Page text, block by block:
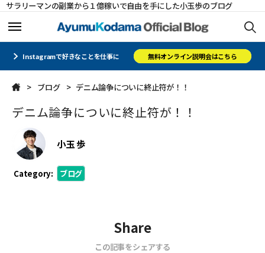
サラリーマンの副業から１億稼いで自由を手にした小玉歩のブログ
ホーム
メルマガ
コミュニティ
オフィシャルサイト
会社概要
CLOSE
ホーム
メルマガ
コミュニティ
オフィシャルサイト
会社概要
CLOSE
Instagramで好きなことを仕事に 無料オンライン説明会はこちら
ブログ デニム論争についに終止符が！！
デニム論争についに終止符が！！
小玉 歩
Category: ブログ
Share
この記事をシェアする